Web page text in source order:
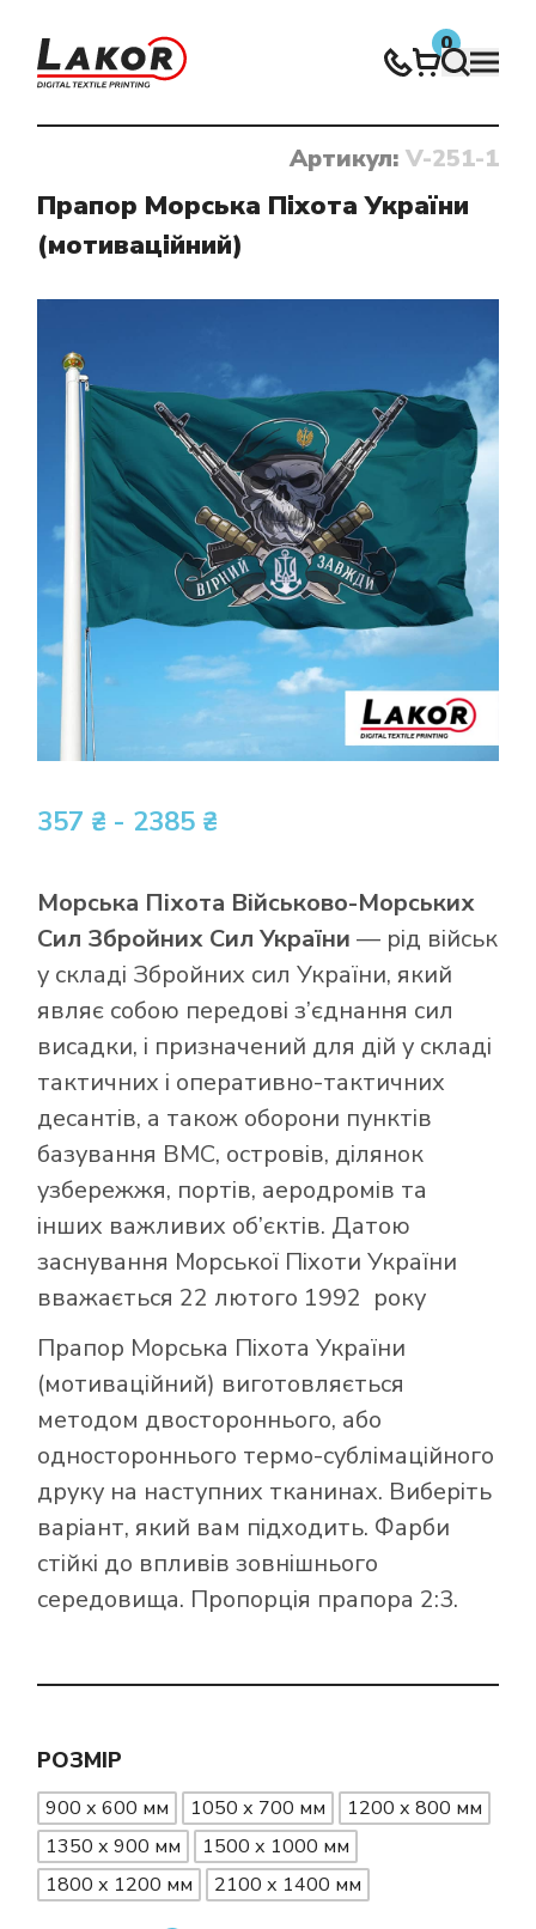
0
Нічого не знайдено
Артикул: V-251-1
Прапор Морська Піхота України
(мотиваційний)
357 ₴ - 2385 ₴
Морська Піхота Військово-Морських
Сил Збройних Сил України — рід військ
у складі Збройних сил України, який
являє собою передові з’єднання сил
висадки, і призначений для дій у складі
тактичних і оперативно-тактичних
десантів, а також оборони пунктів
базування ВМС, островів, ділянок
узбережжя, портів, аеродромів та
інших важливих об’єктів. Датою
заснування Морської Піхоти України
вважається 22 лютого 1992 року
Прапор Морська Піхота України
(мотиваційний) виготовляється
методом двостороннього, або
одностороннього термо-сублімаційного
друку на наступних тканинах. Виберіть
варіант, який вам підходить. Фарби
стійкі до впливів зовнішнього
середовища. Пропорція прапора 2:3.
РОЗМІР
900 х 600 мм 1050 х 700 мм
1200 х 800 мм
1350 х 900 мм
1500 х 1000 мм
1800 х 1200 мм
2100 х 1400 мм